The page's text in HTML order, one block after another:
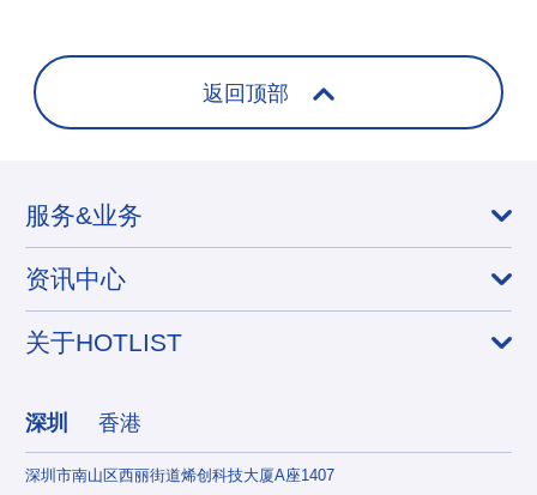
返回顶部
服务&业务
资讯中心
关于HOTLIST
深圳 香港
深圳市南山区西丽街道烯创科技大厦A座1407